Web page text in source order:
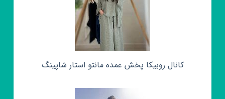
کانال روبیکا پخش عمده مانتو استار شاپینگ